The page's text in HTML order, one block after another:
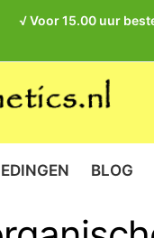
√ Voor 15.00 uur
BLOG